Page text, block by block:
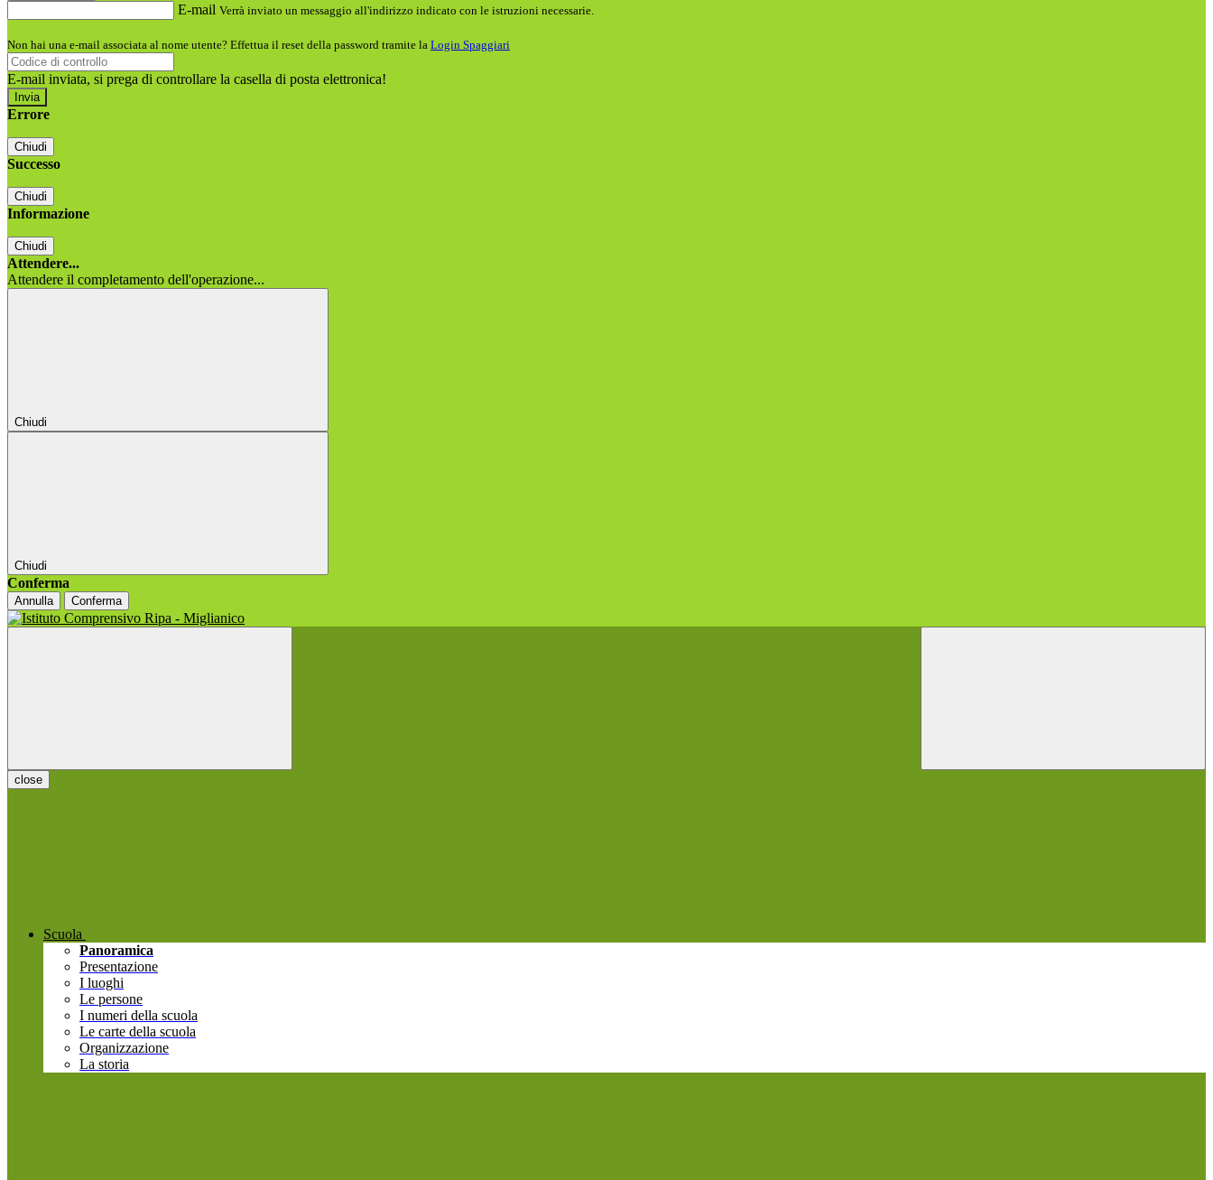
E-mail Verrà inviato un messaggio all'indirizzo indicato con le istruzioni necessarie.
Non hai una e-mail associata al nome utente? Effettua il reset della password tramite la Login Spaggiari
E-mail inviata, si prega di controllare la casella di posta elettronica!
Errore
Chiudi
Successo
Chiudi
Informazione
Chiudi
Attendere...
Attendere il completamento dell'operazione...
Chiudi
Chiudi
Conferma
Annulla Conferma
close
Scuola
Panoramica
Presentazione
I luoghi
Le persone
I numeri della scuola
Le carte della scuola
Organizzazione
La storia